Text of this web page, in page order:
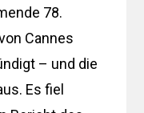
78.
Cannes
– und die
Es fiel